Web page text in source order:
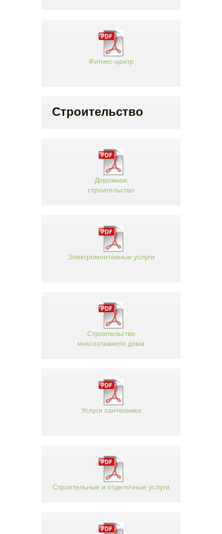
Фитнес-центр
Строительство
Дорожное
строительство
Электромонтажные услуги
Строительство
многоэтажного дома
Услуги сантехника
Строительные и отделочные услуги